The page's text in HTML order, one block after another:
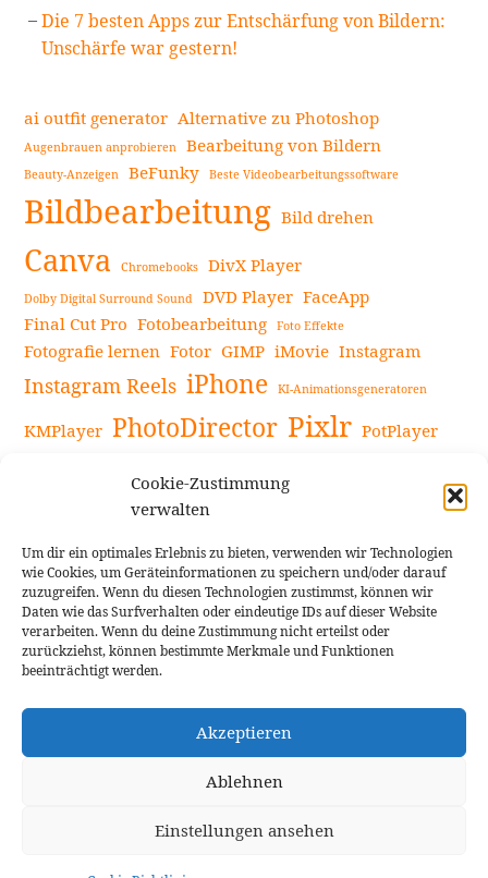
Cookie-Zustimmung
verwalten
Um dir ein optimales Erlebnis zu bieten, verwenden wir Technologien
wie Cookies, um Geräteinformationen zu speichern und/oder darauf
zuzugreifen. Wenn du diesen Technologien zustimmst, können wir
Daten wie das Surfverhalten oder eindeutige IDs auf dieser Website
verarbeiten. Wenn du deine Zustimmung nicht erteilst oder
zurückziehst, können bestimmte Merkmale und Funktionen
beeinträchtigt werden.
Akzeptieren
Ablehnen
Einstellungen ansehen
Die 7 besten Apps zur Entschärfung von Bildern:
Unschärfe war gestern!
ai outfit generator Alternative zu Photoshop
Augenbrauen anprobieren Bearbeitung von Bildern
Beauty-Anzeigen BeFunky Beste Videobearbeitungssoftware
Bildbearbeitung Bild drehen
Canva Chromebooks DivX Player
Dolby Digital Surround Sound DVD Player FaceApp
Final Cut Pro Fotobearbeitung Foto Effekte
Fotografie lernen Fotor GIMP iMovie Instagram
Instagram Reels iPhone KI-Animationsgeneratoren
KMPlayer PhotoDirector Pixlr PotPlayer
Snapseed
Videoaufnahmen Tipps Videobearbeitung
Videoeffekte Vlogit YouTube-Kanal YouTube-Videos
Cookie Richtlinie
Impressum
Theme: Rindby vonFlorian Brinkmann